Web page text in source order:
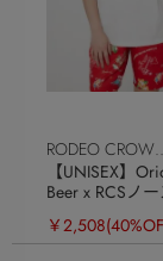
RODEO
WIDE BOWL
【UNISEX】
Beer x RCSノー
￥2,508